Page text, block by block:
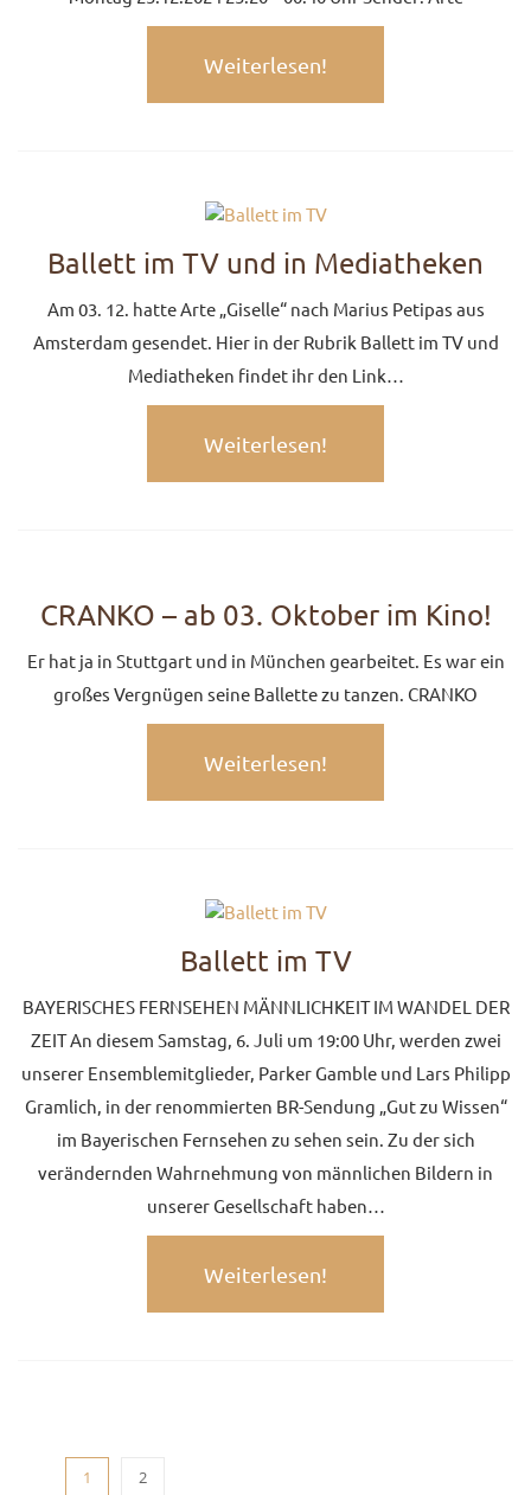
Weiterlesen!
Ballett im TV und in Mediatheken
Am 03. 12. hatte Arte „Giselle“ nach Marius Petipas aus
Amsterdam gesendet. Hier in der Rubrik Ballett im TV und
Mediatheken findet ihr den Link…
Weiterlesen!
CRANKO – ab 03. Oktober im Kino!
Er hat ja in Stuttgart und in München gearbeitet. Es war ein
großes Vergnügen seine Ballette zu tanzen. CRANKO
Weiterlesen!
Ballett im TV
BAYERISCHES FERNSEHEN MÄNNLICHKEIT IM WANDEL DER
ZEIT An diesem Samstag, 6. Juli um 19:00 Uhr, werden zwei
unserer Ensemblemitglieder, Parker Gamble und Lars Philipp
Gramlich, in der renommierten BR-Sendung „Gut zu Wissen“
im Bayerischen Fernsehen zu sehen sein. Zu der sich
verändernden Wahrnehmung von männlichen Bildern in
unserer Gesellschaft haben…
Weiterlesen!
1 2